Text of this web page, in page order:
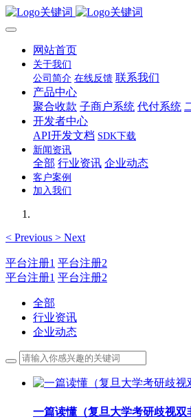
网站首页
关于我们
公司简介 在线反馈 联系我们
产品中心
聚合收款 子商户系统 代付系统
开发者中心
API开发文档 SDK下载
新闻资讯
全部 行业资讯 企业动态
客户案例
加入我们
< Previous > Next
平台注册1 平台注册2
平台注册1 平台注册2
全部
行业资讯
企业动态
一篇读懂（复旦大学考研歧视双